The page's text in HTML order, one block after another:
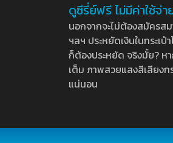
ดูซีรี่ย์ฟรี ไม่มีค่าใช้จ่า
นอกจากจะไม่ต้องสมัครส
ฯลฯ ประหยัดเงินในกระเ
ก็ต้องประหยัด จริงมั้ย?
เต็ม ภาพสวยแสงสีเสียง
แน่นอน